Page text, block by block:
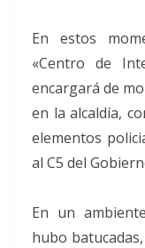
En estos
«Centro de
encargará de
en la alcaldía,
elementos
al C5 del
En un
hubo